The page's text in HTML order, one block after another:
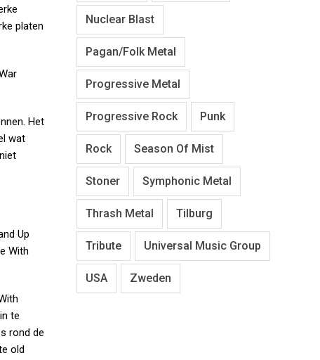
platen
Het
wat
Up
With
te
rond de
old
Nuclear Blast
Pagan/Folk Metal
Progressive Metal
Progressive Rock Punk
Rock Season Of Mist
Stoner Symphonic Metal
Thrash Metal Tilburg
Tribute Universal Music Group
USA Zweden